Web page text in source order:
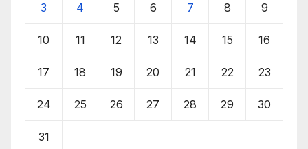
3 4 5 6 7 8 9
10 11 12 13 14 15 16
17 18 19 20 21 22 23
24 25 26 27 28 29 30
31